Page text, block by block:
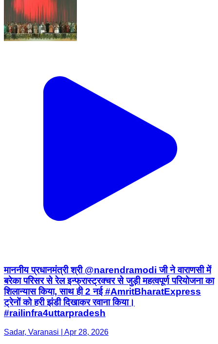
माननीय प्रधानमंत्री श्री @narendramodi जी ने वाराणसी में
बरेका परिसर से रेल इन्फ्रास्ट्रक्चर से जुड़ी महत्वपूर्ण परियोजना का
शिलान्यास किया, साथ ही 2 नई #AmritBharatExpress
ट्रेनों को हरी झंडी दिखाकर रवाना किया।
#railinfra4uttarpradesh
Sadar, Varanasi | Apr 28, 2026